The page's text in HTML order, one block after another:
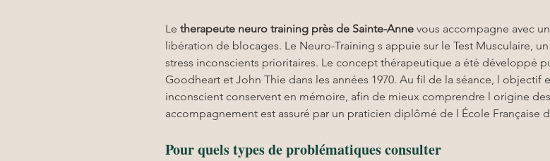
Le therapeute neuro training près de Sainte-Anne vous accompagne avec
libération de blocages. Le Neuro-Training s appuie sur le Test Musculaire,
stress inconscients prioritaires. Le concept thérapeutique a été développé
Goodheart et John Thie dans les années 1970. Au fil de la séance, l
inconscient conservent en mémoire, afin de mieux comprendre l origine
accompagnement est assuré par un praticien diplômé de l École Française
Pour quels types de problématiques consulter